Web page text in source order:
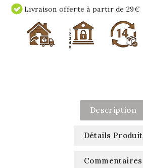
Livraison offerte à partir de 29€
Description
Détails Produit
Commentaires